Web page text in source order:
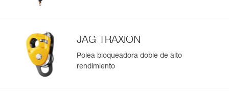
JAG TRAXION
Polea bloqueadora doble de alto
rendimiento